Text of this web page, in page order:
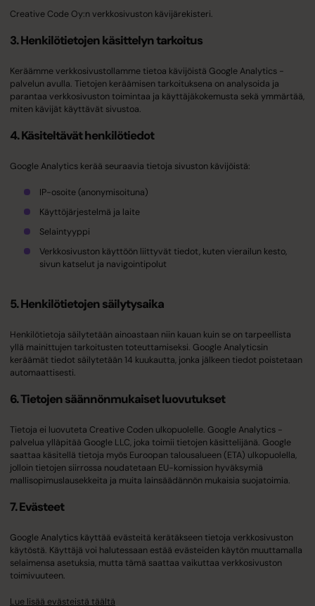
Creative Code Oy:n verkkosivuston kävijärekisteri.
3. Henkilötietojen käsittelyn tarkoitus
Keräämme verkkosivustollamme tietoa kävijöistä Google Analytics -
palvelun avulla. Tietojen keräämisen tarkoituksena on analysoida ja
parantaa verkkosivuston toimintaa ja käyttäjäkokemusta sekä ymmärtää,
miten kävijät käyttävät sivustoa.
4. Käsiteltävät henkilötiedot
Google Analytics kerää seuraavia tietoja sivuston kävijöistä:
IP-osoite (anonymisoituna)
Käyttöjärjestelmä ja laite
Selaintyyppi
Verkkosivuston käyttöön liittyvät tiedot, kuten vierailun kesto,
sivun katselut ja navigointipolut
5. Henkilötietojen säilytysaika
Henkilötietoja säilytetään ainoastaan niin kauan kuin se on tarpeellista
yllä mainittujen tarkoitusten toteuttamiseksi. Google Analyticsin
keräämät tiedot säilytetään 14 kuukautta, jonka jälkeen tiedot poistetaan
automaattisesti.
6. Tietojen säännönmukaiset luovutukset
Tietoja ei luovuteta Creative Coden ulkopuolelle. Google Analytics -
palvelua ylläpitää Google LLC, joka toimii tietojen käsittelijänä. Google
saattaa käsitellä tietoja myös Euroopan talousalueen (ETA) ulkopuolella,
jolloin tietojen siirrossa noudatetaan EU-komission hyväksymiä
mallisopimuslausekkeita ja muita lainsäädännön mukaisia suojatoimia.
7. Evästeet
Google Analytics käyttää evästeitä kerätäkseen tietoja verkkosivuston
käytöstä. Käyttäjä voi halutessaan estää evästeiden käytön muuttamalla
selaimensa asetuksia, mutta tämä saattaa vaikuttaa verkkosivuston
toimivuuteen.
Lue lisää evästeistä täältä